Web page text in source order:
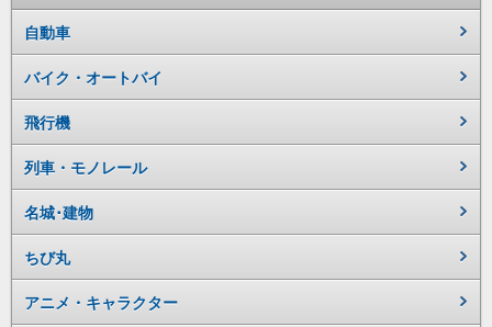
自動車
バイク・オートバイ
飛行機
列車・モノレール
名城･建物
ちび丸
アニメ・キャラクター